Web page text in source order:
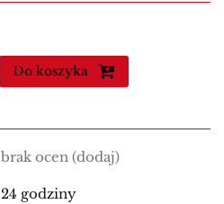
Do koszyka
brak ocen (dodaj)
24 godziny